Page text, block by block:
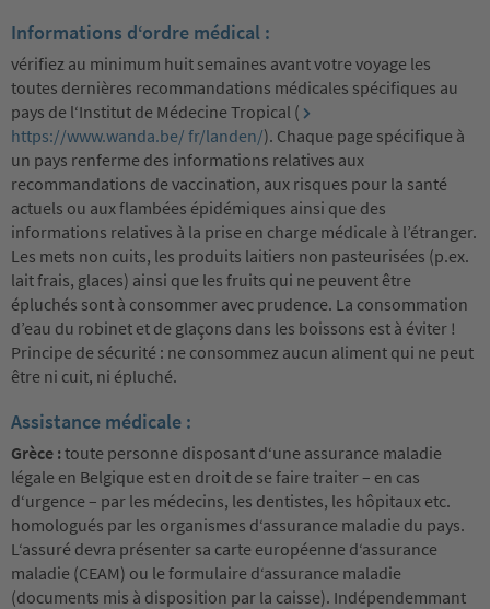
Informations d‘ordre médical :
vérifiez au minimum huit semaines avant votre voyage les
toutes dernières recommandations médicales spécifiques au
pays de l‘Institut de Médecine Tropical (
https://www.wanda.be/ fr/landen/). Chaque page spécifique à
un pays renferme des informations relatives aux
recommandations de vaccination, aux risques pour la santé
actuels ou aux flambées épidémiques ainsi que des
informations relatives à la prise en charge médicale à l’étranger.
Les mets non cuits, les produits laitiers non pasteurisées (p.ex.
lait frais, glaces) ainsi que les fruits qui ne peuvent être
épluchés sont à consommer avec prudence. La consommation
d’eau du robinet et de glaçons dans les boissons est à éviter !
Principe de sécurité : ne consommez aucun aliment qui ne peut
être ni cuit, ni épluché.
Assistance médicale :
Grèce :toute personne disposant d‘une assurance maladie
légale en Belgique est en droit de se faire traiter – en cas
d‘urgence – par les médecins, les dentistes, les hôpitaux etc.
homologués par les organismes d‘assurance maladie du pays.
L‘assuré devra présenter sa carte européenne d‘assurance
maladie (CEAM) ou le formulaire d‘assurance maladie
(documents mis à disposition par la caisse). Indépendemmant